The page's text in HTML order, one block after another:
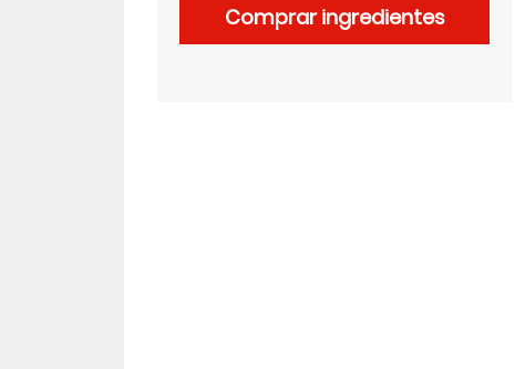
Comprar ingredientes